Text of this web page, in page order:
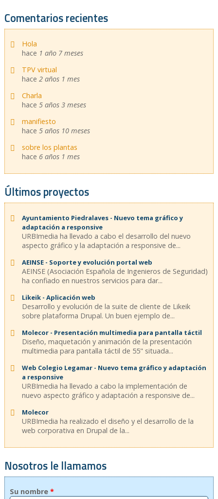
Comentarios recientes
Hola
hace 1 año 7 meses
TPV virtual
hace 2 años 1 mes
Charla
hace 5 años 3 meses
manifiesto
hace 5 años 10 meses
sobre los plantas
hace 6 años 1 mes
Últimos proyectos
Ayuntamiento Piedralaves - Nuevo tema gráfico y
adaptación a responsive
URBImedia ha llevado a cabo el desarrollo del nuevo
aspecto gráfico y la adaptación a responsive de...
AEINSE - Soporte y evolución portal web
AEINSE (Asociación Española de Ingenieros de Seguridad)
ha confiado en nuestros servicios para dar...
Likeik - Aplicación web
Desarrollo y evolución de la suite de cliente de Likeik
sobre plataforma Drupal. Un buen ejemplo de...
Molecor - Presentación multimedia para pantalla táctil
Diseño, maquetación y animación de la presentación
multimedia para pantalla táctil de 55" situada...
Web Colegio Legamar - Nuevo tema gráfico y adaptación
a responsive
URBImedia ha llevado a cabo la implementación de
nuevo aspecto gráfico y adaptación a responsive de...
Molecor
URBImedia ha realizado el diseño y el desarrollo de la
web corporativa en Drupal de la...
Nosotros le llamamos
Su nombre *